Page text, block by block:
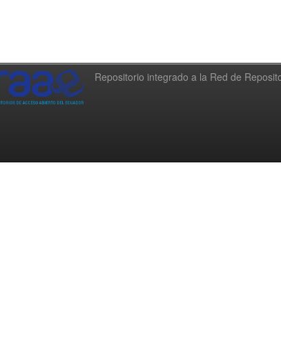
Repositorio integrado a la Red de